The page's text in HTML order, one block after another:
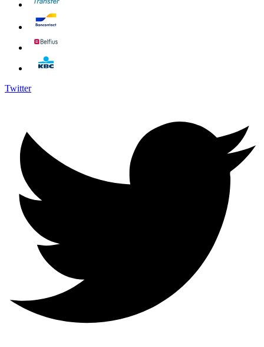
Twitter